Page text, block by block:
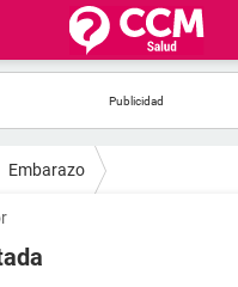
Embarazo